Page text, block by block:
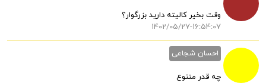
وقت بخیر کالیته دارید بزرگوار؟
1402/05/27-16:54:07
احسان شجاعی
چه قدر متنوع